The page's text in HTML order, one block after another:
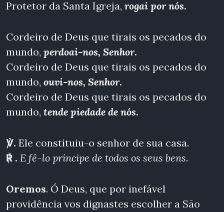
Protetor da Santa Igreja, rogai por nós.
Cordeiro de Deus que tirais os pecados do
mundo, perdoai-nos, Senhor.
Cordeiro de Deus que tirais os pecados do
mundo, ouvi-nos, Senhor.
Cordeiro de Deus que tirais os pecados do
mundo, tende piedade de nós.
℣. Ele constituiu-o senhor de sua casa.
℟ . E fê-lo príncipe de todos os seus bens.
Oremos. Ó Deus, que por inefável
providência vos dignastes escolher a São